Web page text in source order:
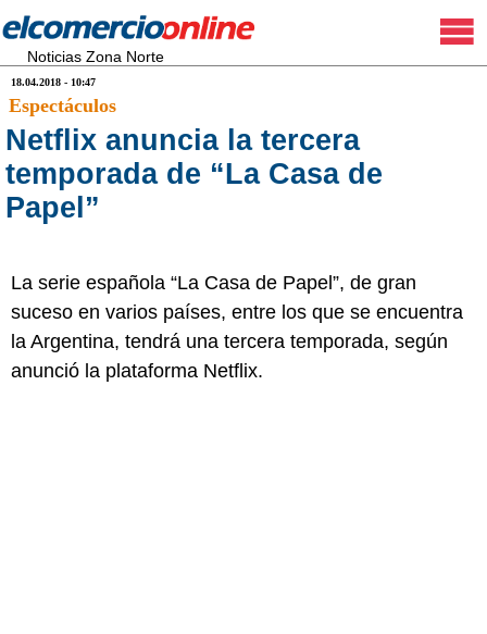
Noticias Zona Norte
18.04.2018 - 10:47
Espectáculos
Netflix anuncia la tercera
temporada de “La Casa de
Papel”
La serie española “La Casa de Papel”, de gran
suceso en varios países, entre los que se encuentra
la Argentina, tendrá una tercera temporada, según
anunció la plataforma Netflix.